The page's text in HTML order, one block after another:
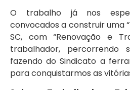
O trabalho já nos
convocados a construir uma
SC, com “Renovação e
trabalhador, percorrendo
fazendo do Sindicato a
para conquistarmos as